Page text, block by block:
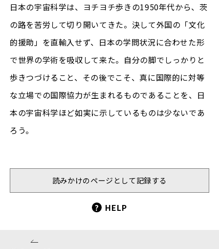
日本の宇宙科学は、ヨチヨチ歩きの1950年代から、茨
の路を苦労して切り開いてきた。決して外国の「文化
的援助」を直輸入せず、日本の学問状況に合わせた形
で世界の学術を吸収して来た。自分の脚でしっかりと
歩きつづけること、その後でこそ、真に国際的に対等
な立場での国際協力が生まれるものであることを、日
本の宇宙科学ほど如実に示しているものは少ないであ
ろう。
読みかけのページとして記録する
? HELP